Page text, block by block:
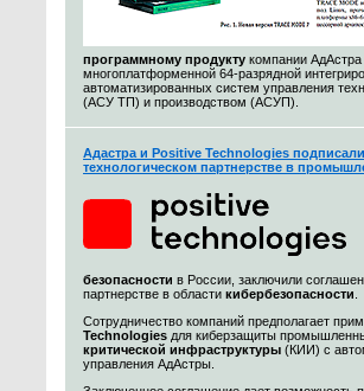
программному продукту компании
многоплатформенной 64-разрядной
автоматизированных систем управления
(АСУ ТП) и производством (АСУП).
Адастра и Positive Technologies
технологическом партнерстве в
безопасности в России, заключили
партнерстве в области кибербезопасности
Сотрудничество компаний предполагает
Technologies для киберзащиты
критической инфраструктуры (КИИ) с
управления АдАстры.